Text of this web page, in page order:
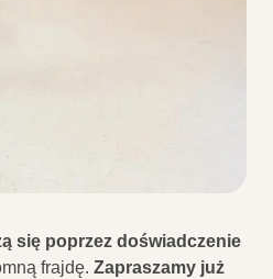
się poprzez doświadczenie
frajdę. Zapraszamy już